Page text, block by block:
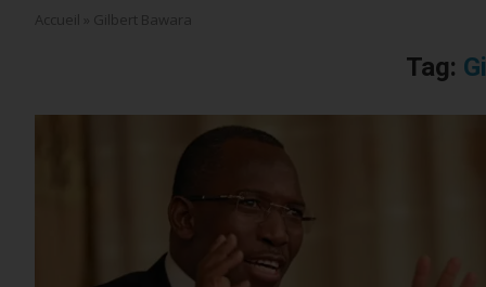
Accueil Gilbert Bawara
Tag: